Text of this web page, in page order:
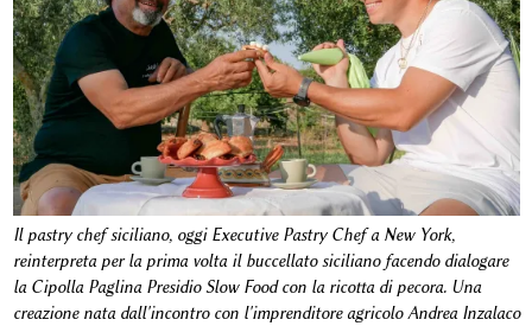
Il pastry chef siciliano, oggi Executive Pastry Chef a New York,
reinterpreta per la prima volta il buccellato siciliano facendo dialogare
la Cipolla Paglina Presidio Slow Food con la ricotta di pecora. Una
creazione nata dall'incontro con l'imprenditore agricolo Andrea Inzalaco